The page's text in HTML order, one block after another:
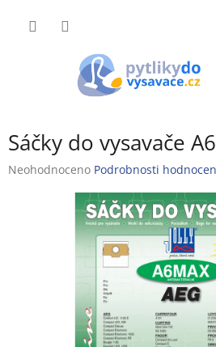
Sáčky do vysavače
Průměrné
Neohodnoceno Podrobnosti